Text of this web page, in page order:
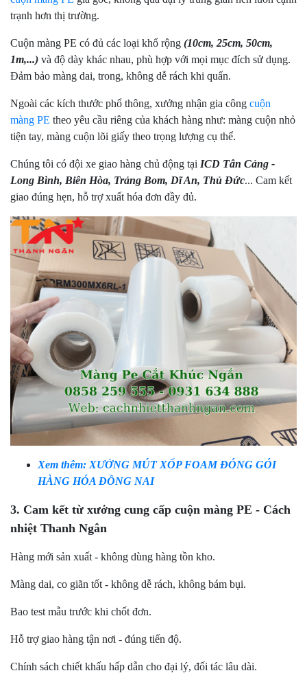
trạnh hơn thị trường.
Cuộn màng PE có đủ các loại khổ rộng (10cm, 25cm, 50cm,
1m,...) và độ dày khác nhau, phù hợp với mọi mục đích sử dụng.
Đảm bảo màng dai, trong, không dễ rách khi quấn.
Ngoài các kích thước phổ thông, xưởng nhận gia công cuộn
màng PE theo yêu cầu riêng của khách hàng như: màng cuộn nhỏ
tiện tay, màng cuộn lõi giấy theo trọng lượng cụ thể.
Chúng tôi có đội xe giao hàng chủ động tại ICD Tân Cảng -
Long Bình, Biên Hòa, Trảng Bom, Dĩ An, Thủ Đức... Cam kết
giao đúng hẹn, hỗ trợ xuất hóa đơn đầy đủ.
Xem thêm: XƯỞNG MÚT XỐP FOAM ĐÓNG GÓI
HÀNG HÓA ĐỒNG NAI
3. Cam kết từ xưởng cung cấp cuộn màng PE - Cách
nhiệt Thanh Ngân
Hàng mới sản xuất - không dùng hàng tồn kho.
Màng dai, co giãn tốt - không dễ rách, không bám bụi.
Bao test mẫu trước khi chốt đơn.
Hỗ trợ giao hàng tận nơi - đúng tiến độ.
Chính sách chiết khấu hấp dẫn cho đại lý, đối tác lâu dài.